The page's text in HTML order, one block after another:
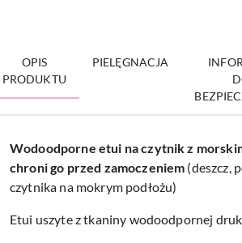
OPIS
PRODUKTU
PIELĘGNACJA
Wodoodporne etui na czytnik z
chroni go przed zamoczeniem (deszcz,
czytnika na mokrym podłożu)
Etui uszyte z tkaniny wodoodpornej